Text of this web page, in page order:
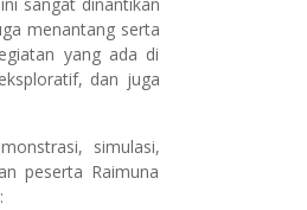
sangat dinantikan
menantang serta
yang ada di
dan juga
simulasi,
peserta Raimuna